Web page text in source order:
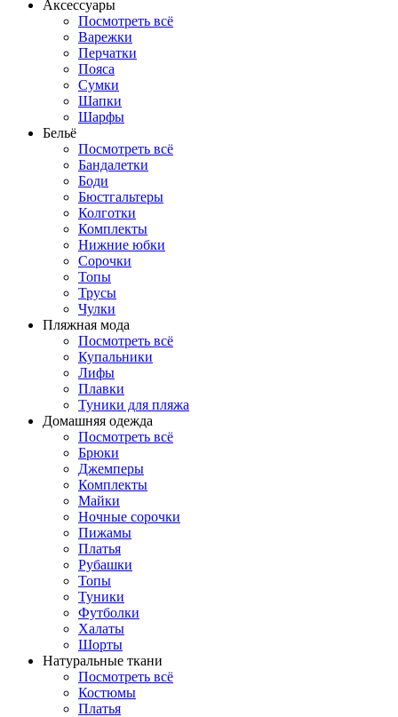
Аксессуары
Посмотреть всё
Варежки
Перчатки
Пояса
Сумки
Шапки
Шарфы
Бельё
Посмотреть всё
Бандалетки
Боди
Бюстгальтеры
Колготки
Комплекты
Нижние юбки
Сорочки
Топы
Трусы
Чулки
Пляжная мода
Посмотреть всё
Купальники
Лифы
Плавки
Туники для пляжа
Домашняя одежда
Посмотреть всё
Брюки
Джемперы
Комплекты
Майки
Ночные сорочки
Пижамы
Платья
Рубашки
Топы
Туники
Футболки
Халаты
Шорты
Натуральные ткани
Посмотреть всё
Костюмы
Платья